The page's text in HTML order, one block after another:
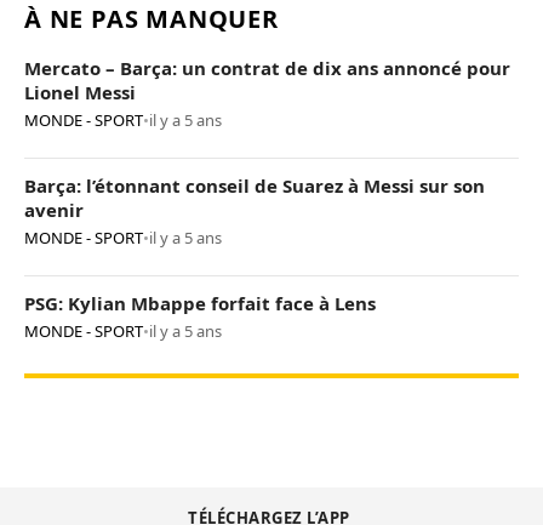
À NE PAS MANQUER
Mercato – Barça: un contrat de dix ans annoncé pour
Lionel Messi
MONDE - SPORT•il y a 5 ans
Barça: l’étonnant conseil de Suarez à Messi sur son
avenir
MONDE - SPORT•il y a 5 ans
PSG: Kylian Mbappe forfait face à Lens
MONDE - SPORT•il y a 5 ans
TÉLÉCHARGEZ L’APP